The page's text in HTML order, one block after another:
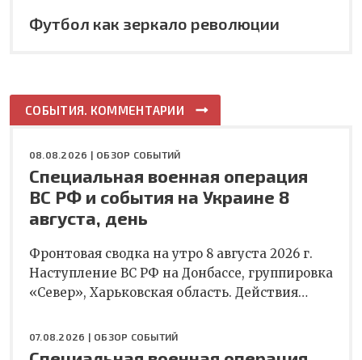
Футбол как зеркало революции
СОБЫТИЯ. КОММЕНТАРИИ
08.08.2026 | ОБЗОР СОБЫТИЙ
Специальная военная операция
ВС РФ и события на Украине 8
августа, день
Фронтовая сводка на утро 8 августа 2026 г.
Наступление ВС РФ на Донбассе, группировка
«Север», Харьковская область. Действия…
07.08.2026 | ОБЗОР СОБЫТИЙ